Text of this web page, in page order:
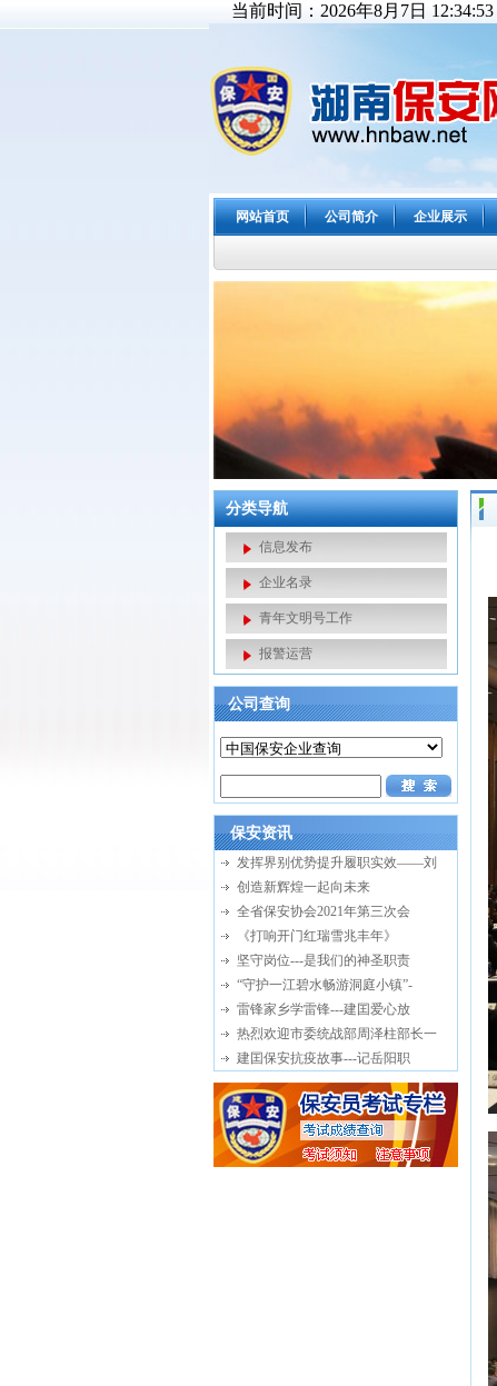
当前时间：2026年8月7日 12:34:55
网站首页 公司简介 企业展示
分类导航
信息发布
企业名录
青年文明号工作
报警运营
公司查询
保安资讯
发挥界别优势提升履职实效——刘
创造新辉煌一起向未来
全省保安协会2021年第三次会
《打响开门红瑞雪兆丰年》
坚守岗位---是我们的神圣职责
“守护一江碧水畅游洞庭小镇”-
雷锋家乡学雷锋---建囯爱心放
热烈欢迎市委统战部周泽柱部长一
建囯保安抗疫故事---记岳阳职